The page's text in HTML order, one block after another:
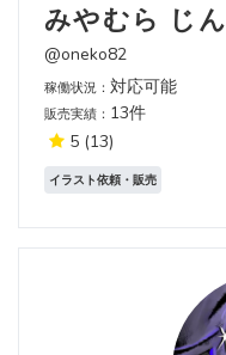
みやむら じん
@oneko82
稼働状況： 対応可能
販売実績： 13件
5 (13)
イラスト依頼・販売